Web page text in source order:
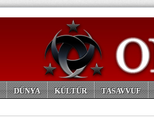
DÜNYA KÜLTÜR TASAVVUF